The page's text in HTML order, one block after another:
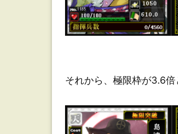
最
隊
を
考
それから、極限枠が3.6